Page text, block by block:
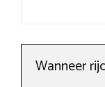
Wanneer